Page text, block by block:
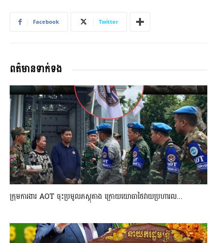
Facebook Twitter
ពត៌មានទាក់ទង
ក្រុមការងារ AOT ចុះប្រមូលភស្តុតាង ក្រោយយោធាថៃវាយប្រហារល...